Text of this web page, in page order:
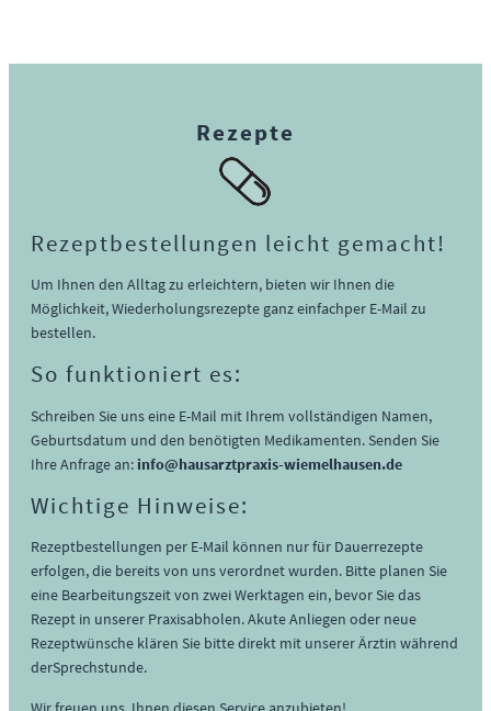
Rezepte
Rezeptbestellungen leicht gemacht!
Um Ihnen den Alltag zu erleichtern, bieten wir Ihnen die
Möglichkeit, Wiederholungsrezepte ganz einfachper E-Mail zu
bestellen.
So funktioniert es:
Schreiben Sie uns eine E-Mail mit Ihrem vollständigen Namen,
Geburtsdatum und den benötigten Medikamenten. Senden Sie
Ihre Anfrage an: info@hausarztpraxis-wiemelhausen.de
Wichtige Hinweise:
Rezeptbestellungen per E-Mail können nur für Dauerrezepte
erfolgen, die bereits von uns verordnet wurden. Bitte planen Sie
eine Bearbeitungszeit von zwei Werktagen ein, bevor Sie das
Rezept in unserer Praxisabholen. Akute Anliegen oder neue
Rezeptwünsche klären Sie bitte direkt mit unserer Ärztin während
derSprechstunde.